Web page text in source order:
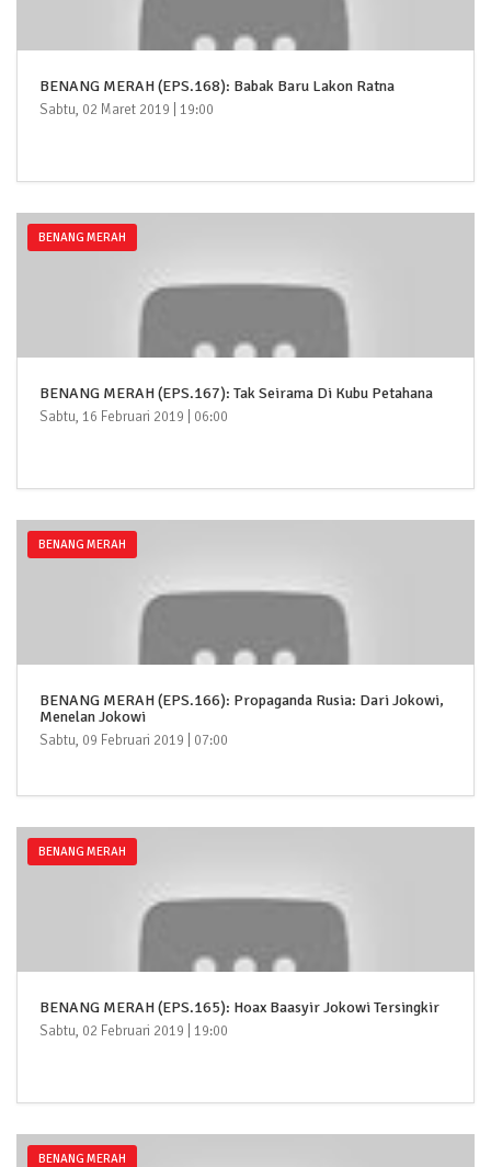
BENANG MERAH (EPS.168): Babak Baru Lakon Ratna
Sabtu, 02 Maret 2019 | 19:00
BENANG MERAH
BENANG MERAH (EPS.167): Tak Seirama Di Kubu Petahana
Sabtu, 16 Februari 2019 | 06:00
BENANG MERAH
BENANG MERAH (EPS.166): Propaganda Rusia: Dari Jokowi,
Menelan Jokowi
Sabtu, 09 Februari 2019 | 07:00
BENANG MERAH
BENANG MERAH (EPS.165): Hoax Baasyir Jokowi Tersingkir
Sabtu, 02 Februari 2019 | 19:00
BENANG MERAH